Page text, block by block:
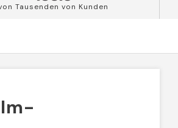
Tausenden von Kunden